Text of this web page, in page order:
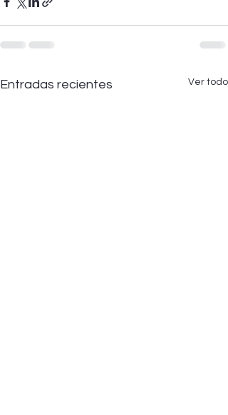
Entradas recientes Ver todo